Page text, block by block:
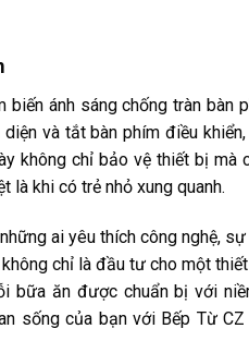
ánh sáng chống tràn bàn
và tắt bàn phím điều
không chỉ bảo vệ thiết bị mà
là khi có trẻ nhỏ xung quanh.
ai yêu thích công nghệ,
chỉ là đầu tư cho một
bữa ăn được chuẩn bị với
sống của bạn với Bếp Từ